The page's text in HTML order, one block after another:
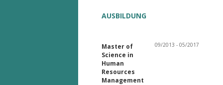
AUSBILDUNG
Master of
Science in
Human
Resources
Management
09/2013 - 05/2017